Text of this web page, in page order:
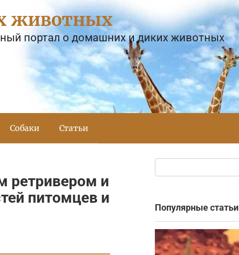
животных
портал о домашних и диких животных
Собаки Статьи
ретривером и
питомцев и
Популярные статьи